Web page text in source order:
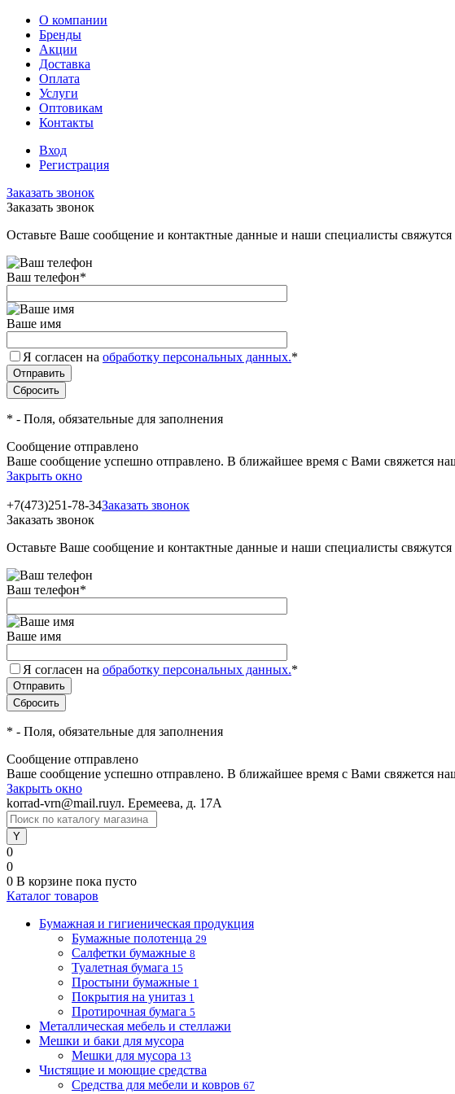
О компании
Бренды
Акции
Доставка
Оплата
Услуги
Оптовикам
Контакты
Вход
Регистрация
Заказать звонок
Заказать звонок
Оставьте Ваше сообщение и контактные данные и наши специалисты
Ваш телефон*
Ваше имя
Я согласен на обработку персональных данных.*
* - Поля, обязательные для заполнения
Сообщение отправлено
Ваше сообщение успешно отправлено. В ближайшее время с Вами свяжется
Закрыть окно
+7(473)251-78-34Заказать звонок
Заказать звонок
Оставьте Ваше сообщение и контактные данные и наши специалисты
Ваш телефон*
Ваше имя
Я согласен на обработку персональных данных.*
* - Поля, обязательные для заполнения
Сообщение отправлено
Ваше сообщение успешно отправлено. В ближайшее время с Вами свяжется
Закрыть окно
korrad-vrn@mail.ruул. Еремеева, д. 17А
0
0
0 В корзине пока пусто
Каталог товаров
Бумажная и гигиеническая продукция
Бумажные полотенца 29
Салфетки бумажные 8
Туалетная бумага 15
Простыни бумажные 1
Покрытия на унитаз 1
Протирочная бумага 5
Металлическая мебель и стеллажи
Мешки и баки для мусора
Мешки для мусора 13
Чистящие и моющие средства
Средства для мебели и ковров 67